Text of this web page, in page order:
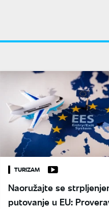
TURIZAM
Naoružajte se
putovanje u EU: